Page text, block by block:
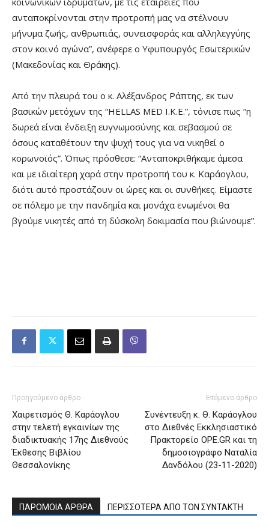
ανταποκρίνονται στην προτροπή μας να στέλνουν
μήνυμα ζωής, ανθρωπιάς, συνεισφοράς και αλληλεγγύης
στον κοινό αγώνα”, ανέφερε ο Υφυπουργός Εσωτερικών
(Μακεδονίας και Θράκης).
Από την πλευρά του ο κ. Αλέξανδρος Ράπτης, εκ των
βασικών μετόχων της “HELLAS MED I.K.E.”, τόνισε πως “η
δωρεά είναι ένδειξη ευγνωμοσύνης και σεβασμού σε
όσους καταθέτουν την ψυχή τους για να νικηθεί ο
κορωνοϊός”. Όπως πρόσθεσε: “Ανταποκριθήκαμε άμεσα
και με ιδιαίτερη χαρά στην προτροπή του κ. Καράογλου,
διότι αυτό προστάζουν οι ώρες και οι συνθήκες. Είμαστε
σε πόλεμο με την πανδημία και μονάχα ενωμένοι θα
βγούμε νικητές από τη δύσκολη δοκιμασία που βιώνουμε”.
Προηγούμενο άρθρο
Χαιρετισμός Θ. Καράογλου
στην τελετή εγκαινίων της
διαδικτυακής 17ης Διεθνούς
Έκθεσης Βιβλίου
Θεσσαλονίκης
Επόμενο άρθρο
Συνέντευξη κ. Θ. Καράογλου
στο Διεθνές Εκκλησιαστικό
Πρακτορείο OPE.GR και τη
δημοσιογράφο Ναταλία
Δανδόλου (23-11-2020)
ΠΑΡΟΜΟΙΑ ΑΡΘΡΑ ΠΕΡΙΣΣΟΤΕΡΑ ΑΠΟ ΤΟΝ ΣΥΝΤΑΚΤΗ